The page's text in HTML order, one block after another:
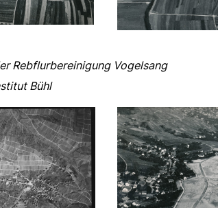
Rebflurbereinigung Vogelsang
Bühl